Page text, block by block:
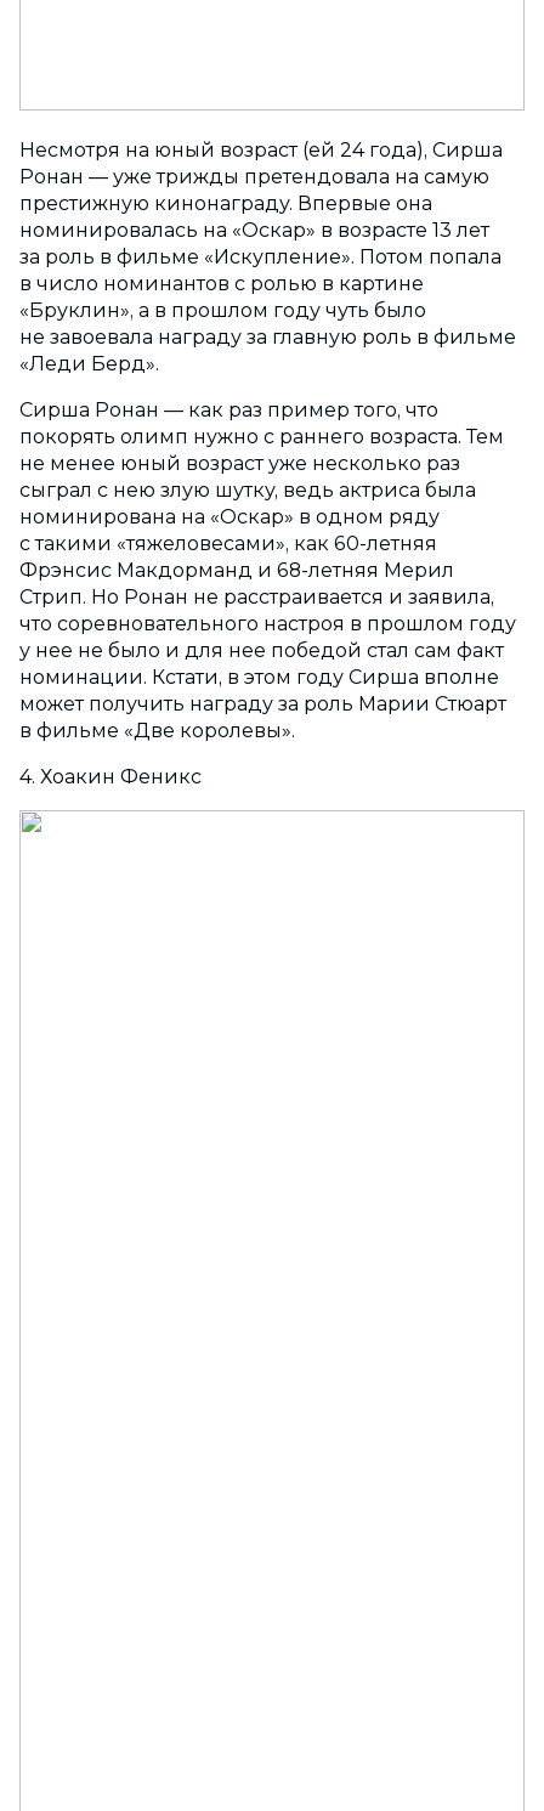
Несмотря на юный возраст (ей 24 года), Сирша
Ронан — уже трижды претендовала на самую
престижную кинонаграду. Впервые она
номинировалась на «Оскар» в возрасте 13 лет
за роль в фильме «Искупление». Потом попала
в число номинантов с ролью в картине
«Бруклин», а в прошлом году чуть было
не завоевала награду за главную роль в фильме
«Леди Берд».
Сирша Ронан — как раз пример того, что
покорять олимп нужно с раннего возраста. Тем
не менее юный возраст уже несколько раз
сыграл с нею злую шутку, ведь актриса была
номинирована на «Оскар» в одном ряду
с такими «тяжеловесами», как 60-летняя
Фрэнсис Макдорманд и 68-летняя Мерил
Стрип. Но Ронан не расстраивается и заявила,
что соревновательного настроя в прошлом году
у нее не было и для нее победой стал сам факт
номинации. Кстати, в этом году Сирша вполне
может получить награду за роль Марии Стюарт
в фильме «Две королевы».
4. Хоакин Феникс